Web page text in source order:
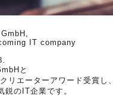
IT company
と
リエーターアワード受賞し、
のIT企業です。